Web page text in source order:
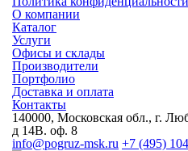
О компании
Каталог
Услуги
Офисы и склады
Производители
Портфолио
Доставка и оплата
Контакты
140000, Московская обл., г.
д 14В. оф. 8
info@pogruz-msk.ru +7 (495)